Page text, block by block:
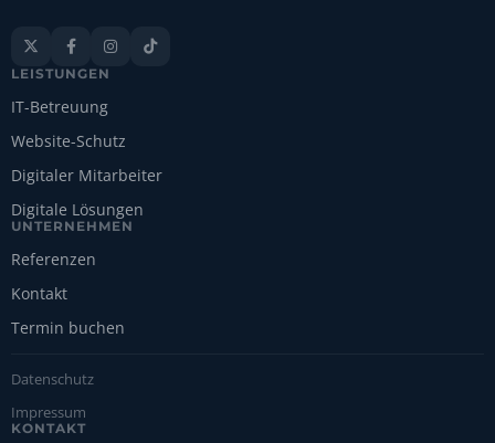
   
LEISTUNGEN
IT-Betreuung
Website-Schutz
Digitaler Mitarbeiter
Digitale Lösungen
UNTERNEHMEN
Referenzen
Kontakt
Termin buchen
Datenschutz
Impressum
KONTAKT